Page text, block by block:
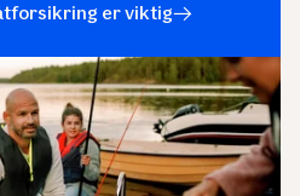
er viktig